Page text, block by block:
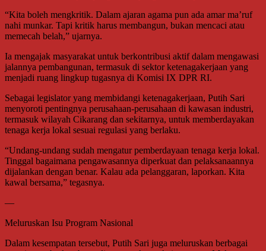
“Kita boleh mengkritik. Dalam ajaran agama pun ada amar ma’ruf
nahi munkar. Tapi kritik harus membangun, bukan mencaci atau
memecah belah,” ujarnya.
Ia mengajak masyarakat untuk berkontribusi aktif dalam mengawasi
jalannya pembangunan, termasuk di sektor ketenagakerjaan yang
menjadi ruang lingkup tugasnya di Komisi IX DPR RI.
Sebagai legislator yang membidangi ketenagakerjaan, Putih Sari
menyoroti pentingnya perusahaan-perusahaan di kawasan industri,
termasuk wilayah Cikarang dan sekitarnya, untuk memberdayakan
tenaga kerja lokal sesuai regulasi yang berlaku.
“Undang-undang sudah mengatur pemberdayaan tenaga kerja lokal.
Tinggal bagaimana pengawasannya diperkuat dan pelaksanaannya
dijalankan dengan benar. Kalau ada pelanggaran, laporkan. Kita
kawal bersama,” tegasnya.
—
Meluruskan Isu Program Nasional
Dalam kesempatan tersebut, Putih Sari juga meluruskan berbagai